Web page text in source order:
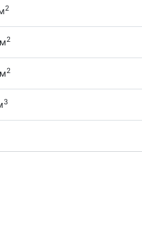
2
2
2
3